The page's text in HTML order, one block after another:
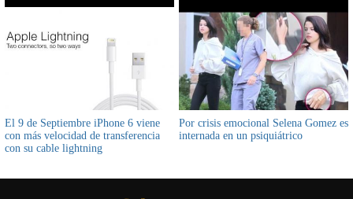
El 9 de Septiembre iPhone 6 viene
con más velocidad de transferencia
con su cable lightning
Por crisis emocional Selena Gomez es
internada en un psiquiátrico